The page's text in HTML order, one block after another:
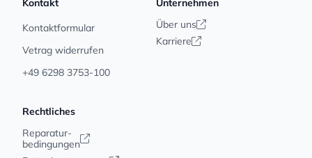
Kontakt
Kontaktformular
Vetrag widerrufen
+49 6298 3753-100
Unternehmen
Über uns
Karriere
Rechtliches
Reparatur-
bedingungen